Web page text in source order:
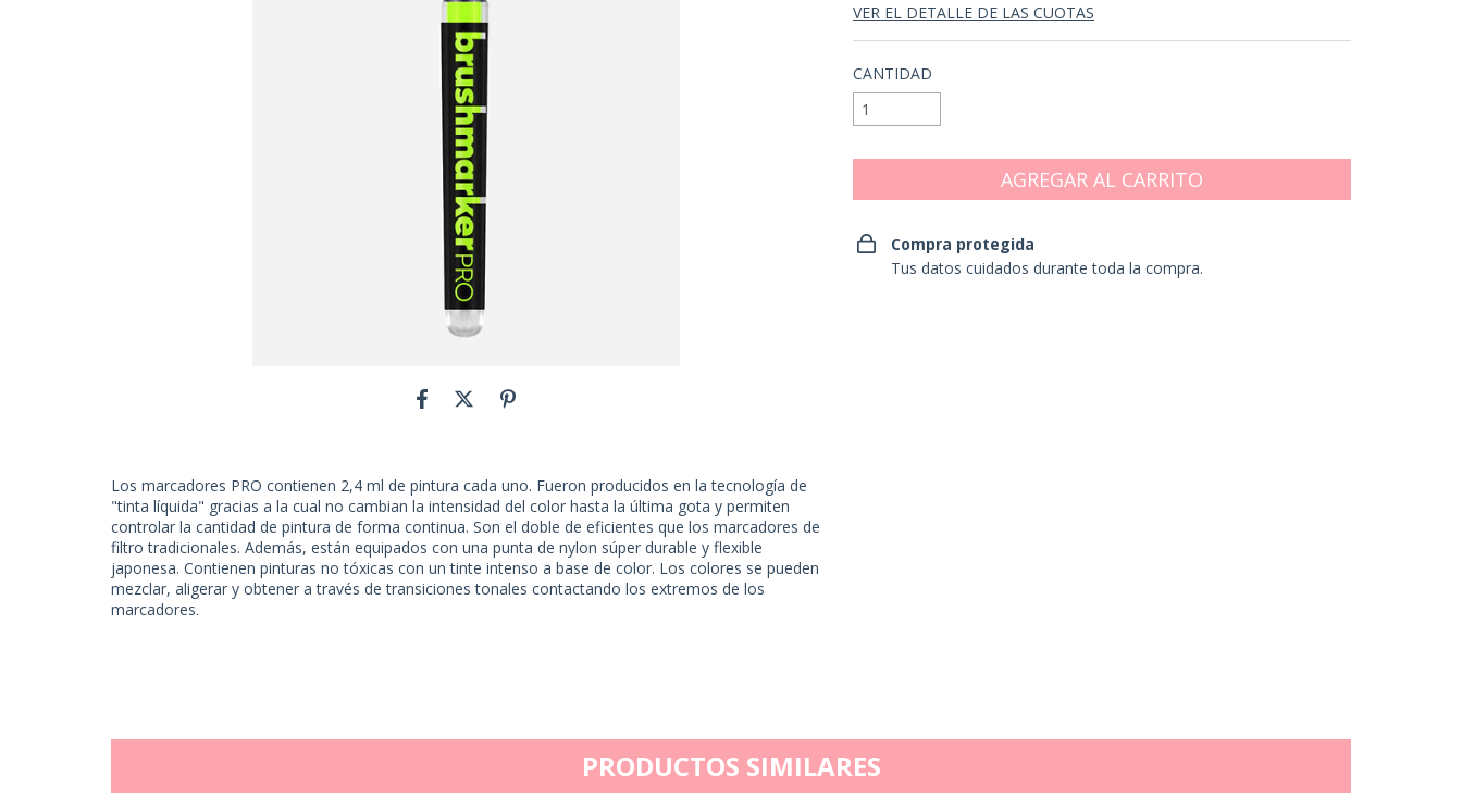
Los marcadores PRO contienen 2,4 ml de pintura cada uno. Fueron producidos en la tecnología de
"tinta líquida" gracias a la cual no cambian la intensidad del color hasta la última gota y permiten
controlar la cantidad de pintura de forma continua. Son el doble de eficientes que los marcadores de
filtro tradicionales. Además, están equipados con una punta de nylon súper durable y flexible
japonesa. Contienen pinturas no tóxicas con un tinte intenso a base de color. Los colores se pueden
mezclar, aligerar y obtener a través de transiciones tonales contactando los extremos de los
marcadores.
VER EL DETALLE DE LAS CUOTAS
CANTIDAD
Compra protegida
Tus datos cuidados durante toda la compra.
PRODUCTOS SIMILARES